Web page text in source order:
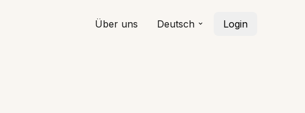
Über uns Deutsch Login